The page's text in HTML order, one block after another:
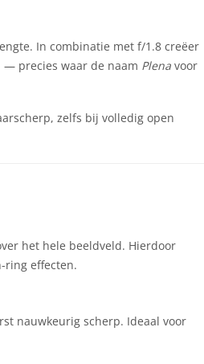
In combinatie met f/1.8 creëer
— precies waar de naam Plena voor
zelfs bij volledig open
het hele beeldveld. Hierdoor
ring effecten.
nauwkeurig scherp. Ideaal voor